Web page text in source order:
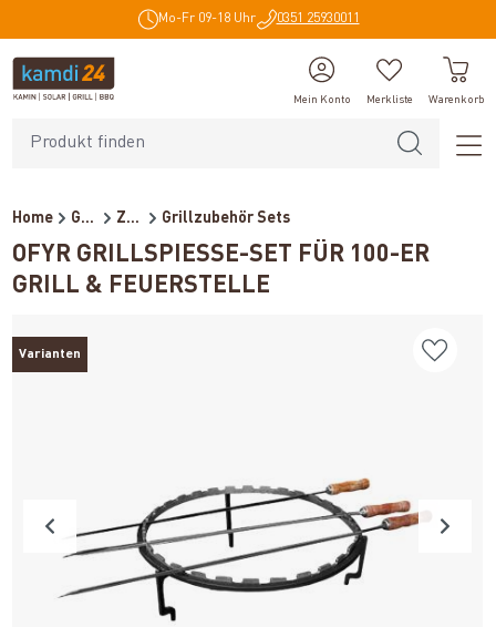
Mo-Fr 09-18 Uhr 0351 25930011
Mein Konto Merkliste Warenkorb
Home Grillzubehör Zubehör Grillzubehör Sets
OFYR GRILLSPIESSE-SET FÜR 100-ER G
RILL & FEUERSTELLE
Varianten